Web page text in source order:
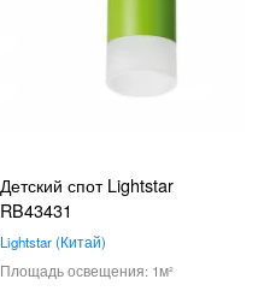
Детский спот Lightstar
RB43431
Lightstar Китай
1